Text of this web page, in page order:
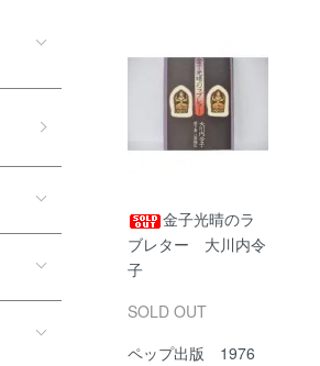
金子光晴のラ
ブレター 大川内令
子
SOLD OUT
ペップ出版 1976